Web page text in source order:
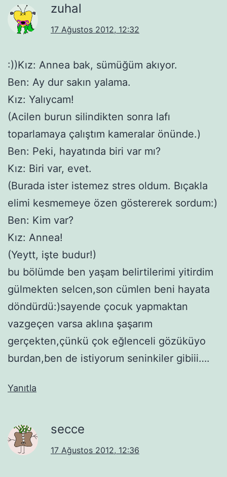
zuhal
17 Ağustos 2012, 12:32
:))Kız: Annea bak, sümüğüm akıyor.
Ben: Ay dur sakın yalama.
Kız: Yalıycam!
(Acilen burun silindikten sonra lafı
toparlamaya çalıştım kameralar önünde.)
Ben: Peki, hayatında biri var mı?
Kız: Biri var, evet.
(Burada ister istemez stres oldum. Bıçakla
elimi kesmemeye özen göstererek sordum:)
Ben: Kim var?
Kız: Annea!
(Yeytt, işte budur!)
bu bölümde ben yaşam belirtilerimi yitirdim
gülmekten selcen,son cümlen beni hayata
döndürdü:)sayende çocuk yapmaktan
vazgeçen varsa aklına şaşarım
gerçekten,çünkü çok eğlenceli gözüküyo
burdan,ben de istiyorum seninkiler gibiii….
Yanıtla
secce
17 Ağustos 2012, 12:36